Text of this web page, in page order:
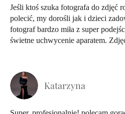
Jeśli ktoś szuka fotografa do zdjęć
polecić, my dorośli jak i dzieci
fotograf bardzo miła z super
świetne uchwycenie aparatem.
Katarzyna